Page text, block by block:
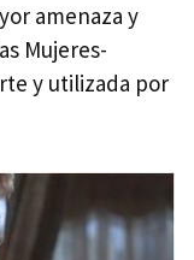
amenaza y
Mujeres-
y utilizada por